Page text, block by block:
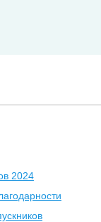
2024